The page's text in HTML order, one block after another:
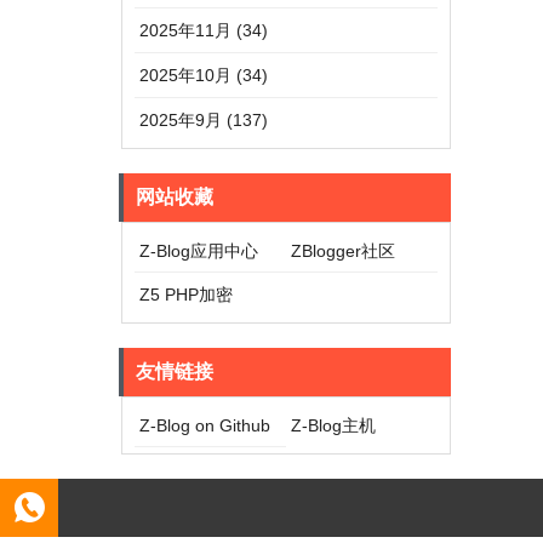
2025年11月 (34)
2025年10月 (34)
2025年9月 (137)
网站收藏
Z-Blog应用中心 ZBlogger社区
Z5 PHP加密
友情链接
Z-Blog on Github Z-Blog主机